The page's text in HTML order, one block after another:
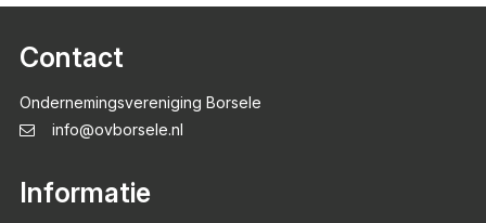
Contact
Ondernemingsvereniging Borsele
info@ovborsele.nl
Informatie